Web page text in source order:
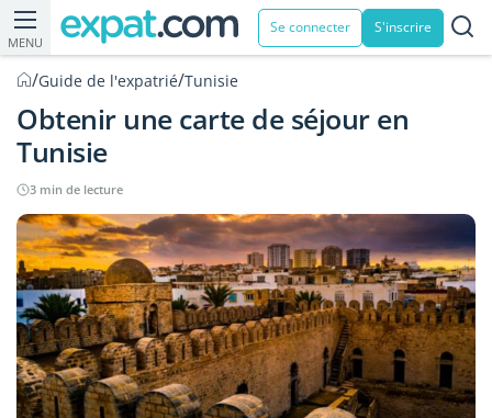
MENU
Se connecter S'inscrire
/Guide de l'expatrié/Tunisie
Obtenir une carte de séjour en
Tunisie
3 min de lecture